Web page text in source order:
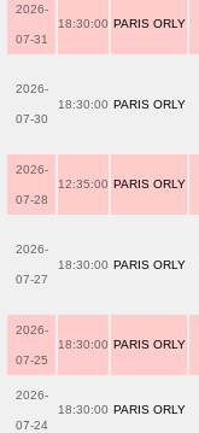
2026-
07-31
18:30:00 PARIS ORLY
2026-
07-30
18:30:00 PARIS ORLY
2026-
07-28
12:35:00 PARIS ORLY
2026-
07-27
18:30:00 PARIS ORLY
2026-
07-25
18:30:00 PARIS ORLY
2026-
07-24
18:30:00 PARIS ORLY